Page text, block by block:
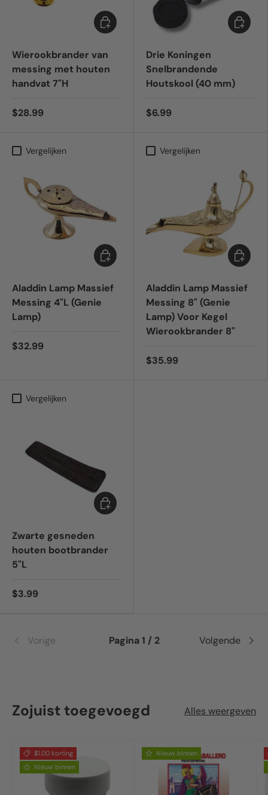
Wierookbrander van
messing met houten
handvat 7"H
$28.99
Toevoegen aan winkelwagen
Drie Koningen
Snelbrandende
Houtskool (40 mm)
$6.99
Vergelijken
Aladdin Lamp Massief
Messing 4"L (Genie
Lamp)
$32.99
Toevoegen aan winkelwagen
Vergelijken
Aladdin Lamp Massief
Messing 8" (Genie
Lamp) Voor Kegel
Wierookbrander 8"
$35.99
Vergelijken
Zwarte gesneden
houten bootbrander
5"L
$3.99
Toevoegen aan winkelwagen
Vorige Pagina 1 / 2 Volgende
Zojuist toegevoegd Alles weergeven
$1.00 korting
Nieuw binnen
Nieuw binnen